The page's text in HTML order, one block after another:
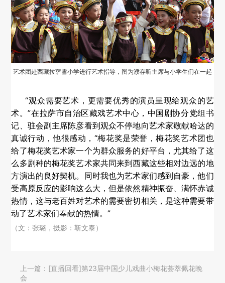
艺术团赴西藏拉萨雪小学进行艺术指导，图为濮存昕主席与小学生们在一起
“观众需要艺术，更需要优秀的演员呈现给观众的艺
术。”在拉萨市自治区藏戏艺术中心，中国剧协分党组书
记、驻会副主席陈彦看到观众不停地向艺术家敬献哈达的
真诚行动，他很感动，“梅花奖是荣誉，梅花奖艺术团也
给了梅花奖艺术家一个为群众服务的好平台，尤其给了这
么多剧种的梅花奖艺术家共同来到西藏这些相对边远的地
方演出的良好契机。同时我也为艺术家们感到自豪，他们
受高原反应的影响这么大，但是依然精神振奋、满怀赤诚
热情，这与老百姓对艺术的需要密切相关，是这种需要带
动了艺术家们奉献的热情。”
（文：张璐，摄影：靳文泰）
上一篇： [直播回看]第23届中国少儿戏曲小梅花荟萃佩花晚
会